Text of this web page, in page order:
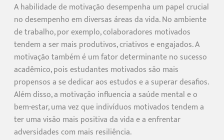
A habilidade de motivação desempenha um papel crucial
no desempenho em diversas áreas da vida. No ambiente
de trabalho, por exemplo, colaboradores motivados
tendem a ser mais produtivos, criativos e engajados. A
motivação também é um fator determinante no sucesso
acadêmico, pois estudantes motivados são mais
propensos a se dedicar aos estudos e a superar desafios.
Além disso, a motivação influencia a saúde mental e o
bem-estar, uma vez que indivíduos motivados tendem a
ter uma visão mais positiva da vida e a enfrentar
adversidades com mais resiliência.